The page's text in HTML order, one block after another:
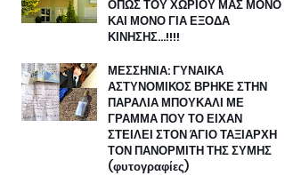
ΟΠΩΣ ΤΟΥ ΧΩΡΙΟΥ ΜΑΣ ΜΟΝΟ
ΚΑΙ ΜΟΝΟ ΓΙΑ ΕΞΟΔΑ
ΚΙΝΗΣΗΣ…!!!!
ΜΕΣΣΗΝΙΑ: ΓΥΝΑΙΚΑ
ΑΣΤΥΝΟΜΙΚΟΣ ΒΡΗΚΕ ΣΤΗΝ
ΠΑΡΑΛΙΑ ΜΠΟΥΚΑΛΙ ΜΕ
ΓΡΑΜΜΑ ΠΟΥ ΤΟ ΕΙΧΑΝ
ΣΤΕΙΛΕΙ ΣΤΟΝ ΆΓΙΟ ΤΑΞΙΑΡΧΗ
ΤΟΝ ΠΑΝΟΡΜΙΤΗ ΤΗΣ ΣΥΜΗΣ
(φυτογραφίες)